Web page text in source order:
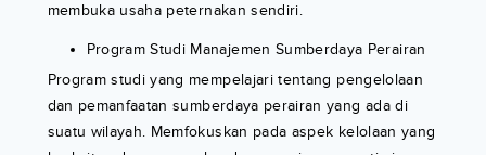
membuka usaha peternakan sendiri.
Program Studi Manajemen Sumberdaya Perairan
Program studi yang mempelajari tentang pengelolaan
dan pemanfaatan sumberdaya perairan yang ada di
suatu wilayah. Memfokuskan pada aspek kelolaan yang